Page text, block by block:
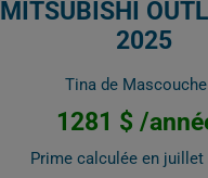
MITSUBISHI
2025
Tina de Mascouche
1281 $ /
Prime calculée en juillet